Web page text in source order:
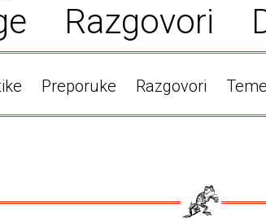
Razgovori
Preporuke Razgovori Teme